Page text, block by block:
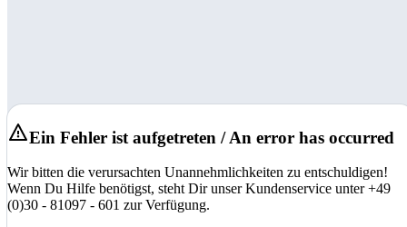
Ein Fehler ist aufgetreten / An error has occurred
Wir bitten die verursachten Unannehmlichkeiten zu entschuldigen!
Wenn Du Hilfe benötigst, steht Dir unser Kundenservice unter +49
(0)30 - 81097 - 601 zur Verfügung.